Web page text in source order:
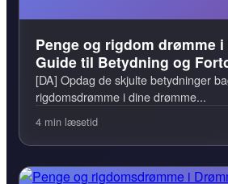
Penge og rigdom drømme
Guide til Betydning og
[DA] Opdag de skjulte betydninger
rigdomsdrømme i dine drømme...
4 min læsetid